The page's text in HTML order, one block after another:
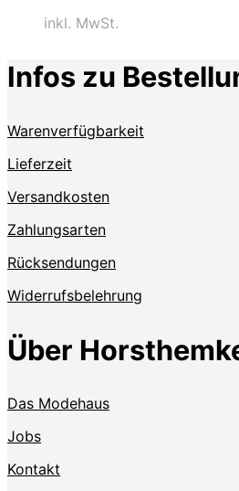
inkl. MwSt.
Infos zu
Warenverfügbarkeit
Lieferzeit
Versandkosten
Zahlungsarten
Rücksendungen
Widerrufsbelehrung
Über
Das Modehaus
Jobs
Kontakt